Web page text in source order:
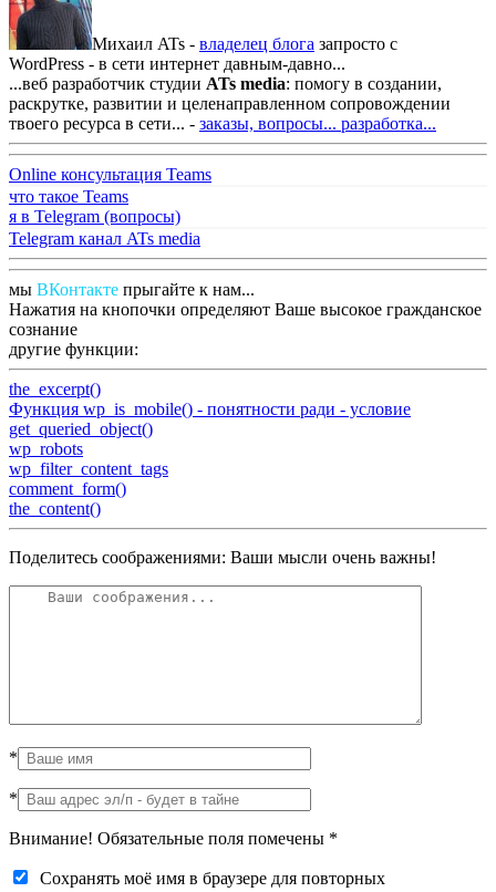
Михаил ATs - владелец блога запросто с
WordPress - в сети интернет давным-давно...
...веб разработчик студии ATs media: помогу в создании,
раскрутке, развитии и целенаправленном сопровождении
твоего ресурса в сети... - заказы, вопросы... разработка...
Online консультация Teams
что такое Teams
я в Telegram (вопросы)
Telegram канал ATs media
мы ВКонтакте прыгайте к нам...
Нажатия на кнопочки определяют Ваше высокое гражданское
сознание
другие функции:
the_excerpt()
Функция wp_is_mobile() - понятности ради - условие
get_queried_object()
wp_robots
wp_filter_content_tags
comment_form()
the_content()
Поделитесь соображениями: Ваши мысли очень важны!
*
*
Внимание! Обязательные поля помечены *
Сохранять моё имя в браузере для повторных